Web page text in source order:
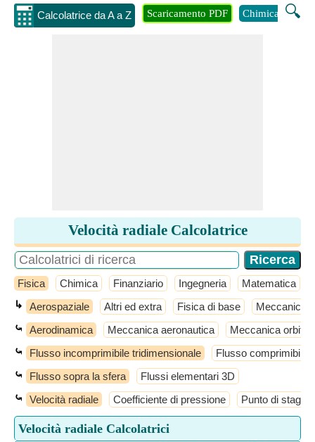
Calcolatrice da A a Z 🔍
Scaricamento PDF Chimica
Velocità radiale Calcolatrice
Fisica Chimica Finanziario Ingegneria Matematica
↳ Aerospaziale Altri ed extra Fisica di base Meccanico
⤿ Aerodinamica Meccanica aeronautica Meccanica
⤿ Flusso incomprimibile tridimensionale Flusso comprimibile
⤿ Flusso sopra la sfera Flussi elementari 3D
⤿ Velocità radiale Coefficiente di pressione Punto di
Velocità radiale Calcolatrici